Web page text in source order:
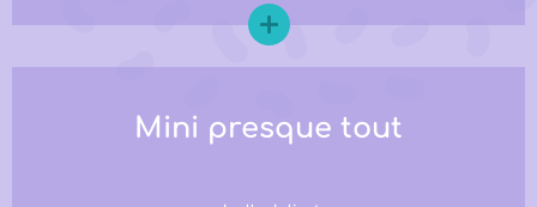
Mini presque tout